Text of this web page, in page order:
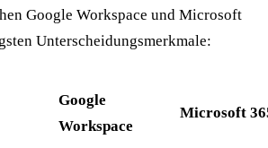
Google Workspace und Microsoft
Unterscheidungsmerkmale:
Google
Workspace
Microsoft